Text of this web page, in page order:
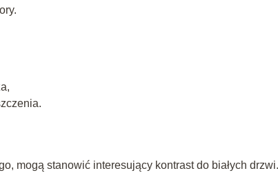
mogą stanowić interesujący kontrast do białych drzwi.